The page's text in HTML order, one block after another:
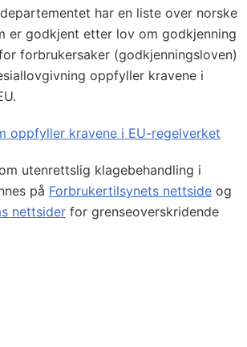
har en liste over norske
er godkjent etter lov om godkjenning
forbrukersaker (godkjenningsloven)
oppfyller kravene i
oppfyller kravene i EU-regelverket
utenrettslig klagebehandling i
på Forbrukertilsynets nettside og
nettsider for grenseoverskridende